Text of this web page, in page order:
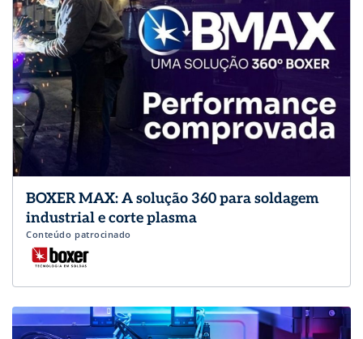
BOXER MAX: A solução 360 para soldagem
industrial e corte plasma
Conteúdo patrocinado